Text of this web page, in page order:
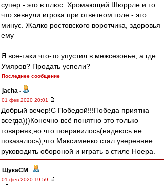
супер.- это в плюс. Хромающий Шюррле и то
что зевнули игрока при ответном голе - это
минус. Жалко ростовского воротчика, здоровья
ему
Я все-таки что-то упустил в межсезонье, а где
Умяров? Продать успели?
Последнее сообщение
jacha -
01 фев 2020 20:01
Добрый вечер!С Победой!!!Победа приятна
всегда)))Конечно всё понятно это только
товарняк,но что понравилось(надеюсь не
показалось),что Максименко стал увереннее
руководить обороной и играть в стиле Ноера.
ЩукаСМ -
01 фев 2020 19:59